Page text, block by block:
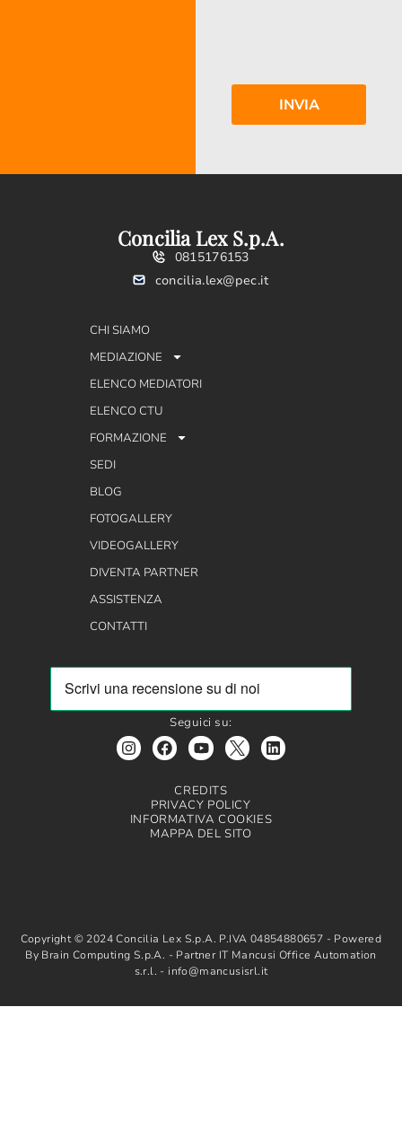
Concilia Lex S.p.A.
0815176153
concilia.lex@pec.it
CHI SIAMO
MEDIAZIONE
ELENCO MEDIATORI
ELENCO CTU
FORMAZIONE
SEDI
BLOG
FOTOGALLERY
VIDEOGALLERY
DIVENTA PARTNER
ASSISTENZA
CONTATTI
Seguici su:
CREDITS
PRIVACY POLICY
INFORMATIVA COOKIES
MAPPA DEL SITO
Copyright © 2024 Concilia Lex S.p.A. P.IVA 04854880657 - Powered
By Brain Computing S.p.A. - Partner IT Mancusi Office Automation
s.r.l. - info@mancusisrl.it